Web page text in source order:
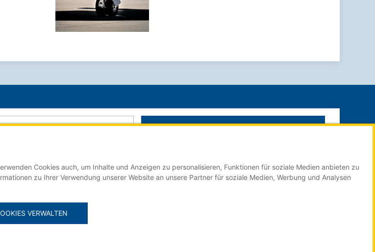
für Auszubildende online auf:
Impressum
Cookies auch, um Inhalte und Anzeigen zu personalisieren, Funktionen für soziale Medien anbieten zu
zu Ihrer Verwendung unserer Website an unsere Partner für soziale Medien, Werbung und Analysen
VERWALTEN